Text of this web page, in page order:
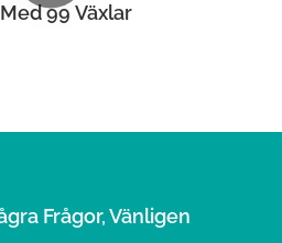
99 Växlar
Frågor, Vänligen